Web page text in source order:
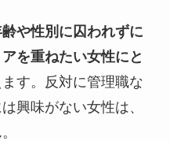
や性別に囚われずに
を重ねたい女性にと
す。反対に管理職な
興味がない女性は、